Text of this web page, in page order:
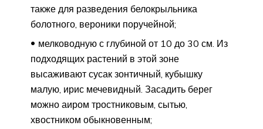
также для разведения белокрыльника
болотного, вероники поручейной;
мелководную с глубиной от 10 до 30 см. Из
подходящих растений в этой зоне
высаживают сусак зонтичный, кубышку
малую, ирис мечевидный. Засадить берег
можно аиром тростниковым, сытью,
хвостником обыкновенным;